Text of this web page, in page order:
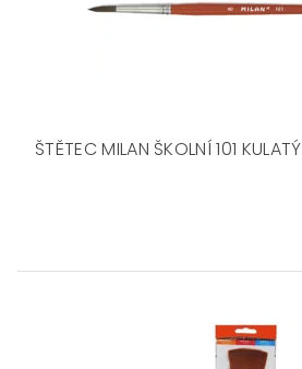
ŠTĚTEC MILAN ŠKOLNÍ 101 KULATÝ